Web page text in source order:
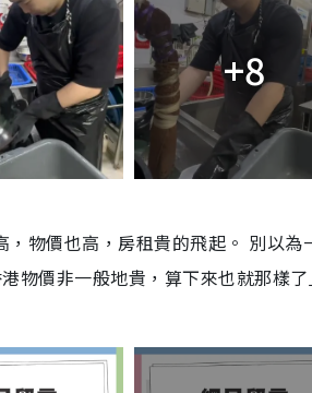
+8
物價也高，房租貴的飛起。 別以為
物價非一般地貴，算下來也就那樣